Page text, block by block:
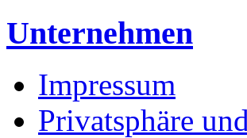
Unternehmen
Impressum
Privatsphäre